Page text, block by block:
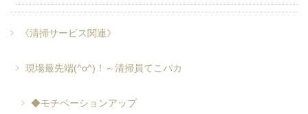
《清掃サービス関連》
現場最先端(^o^)！～清掃員てこパカ
◆モチベーションアップ